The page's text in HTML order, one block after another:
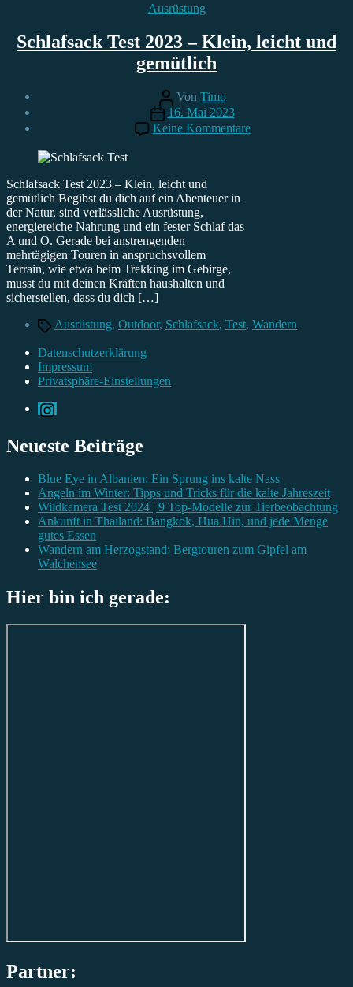
Kategorien
Ausrüstung
Schlafsack Test 2023 – Klein, leicht und
gemütlich
Beitragsautor
Von Timo
Beitragsdatum
16. Mai 2023
Keine Kommentarezu
Schlafsack Test 2023 – Klein, leicht und
gemütlich Begibst du dich auf ein Abenteuer in
der Natur, sind verlässliche Ausrüstung,
energiereiche Nahrung und ein fester Schlaf das
A und O. Gerade bei anstrengenden
mehrtägigen Touren in anspruchsvollem
Terrain, wie etwa beim Trekking im Gebirge,
musst du mit deinen Kräften haushalten und
sicherstellen, dass du dich […]
Schlagwörter
Ausrüstung, Outdoor, Schlafsack, Test, Wandern
Datenschutzerklärung
Impressum
Privatsphäre-Einstellungen
Instagram
Neueste Beiträge
Blue Eye in Albanien: Ein Sprung ins kalte Nass
Angeln im Winter: Tipps und Tricks für die kalte Jahreszeit
Wildkamera Test 2024 | 9 Top-Modelle zur Tierbeobachtung
Ankunft in Thailand: Bangkok, Hua Hin, und jede Menge
gutes Essen
Wandern am Herzogstand: Bergtouren zum Gipfel am
Walchensee
Hier bin ich gerade:
Partner: